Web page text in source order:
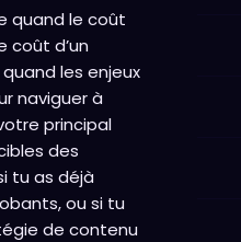
quand le coût
coût d’un
les enjeux
naviguer à
principal
des
tu as déjà
ou si tu
de contenu